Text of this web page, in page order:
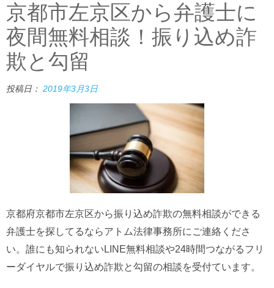
京都市左京区から弁護士に
夜間無料相談！振り込め詐
欺と勾留
投稿日： 2019年3月3日
京都府京都市左京区から振り込め詐欺の無料相談ができる
弁護士を探してるならアトム法律事務所にご連絡くださ
い。誰にも知られないLINE無料相談や24時間つながるフリ
ーダイヤルで振り込め詐欺と勾留の相談を受付ています。